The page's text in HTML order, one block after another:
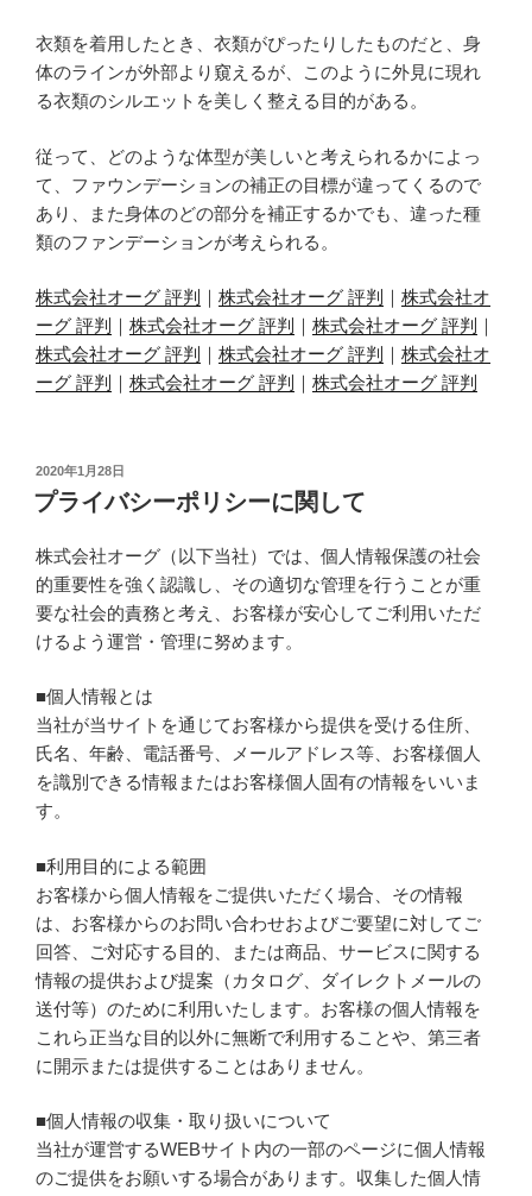
衣類を着用したとき、衣類がぴったりしたものだと、身
体のラインが外部より窺えるが、このように外見に現れ
る衣類のシルエットを美しく整える目的がある。
従って、どのような体型が美しいと考えられるかによっ
て、ファウンデーションの補正の目標が違ってくるので
あり、また身体のどの部分を補正するかでも、違った種
類のファンデーションが考えられる。
株式会社オーグ 評判 ｜ 株式会社オーグ 評判 ｜ 株式会社オ
ーグ 評判
｜ 株式会社オーグ 評判 ｜ 株式会社オーグ 評判
｜
株式会社オーグ 評判
｜ 株式会社オーグ 評判 ｜ 株式会社オ
ーグ 評判
｜ 株式会社オーグ 評判 ｜ 株式会社オーグ 評判
投
稿
日:
2020年1月28日
プライバシーポリシーに関して
株式会社オーグ（以下当社）では、個人情報保護の社会
的重要性を強く認識し、その適切な管理を行うことが重
要な社会的責務と考え、お客様が安心してご利用いただ
けるよう運営・管理に努めます。
■個人情報とは
当社が当サイトを通じてお客様から提供を受ける住所、
氏名、年齢、電話番号、メールアドレス等、お客様個人
を識別できる情報またはお客様個人固有の情報をいいま
す。
■利用目的による範囲
お客様から個人情報をご提供いただく場合、その情報
は、お客様からのお問い合わせおよびご要望に対してご
回答、ご対応する目的、または商品、サービスに関する
情報の提供および提案（カタログ、ダイレクトメールの
送付等）のために利用いたします。お客様の個人情報を
これら正当な目的以外に無断で利用することや、第三者
に開示または提供することはありません。
■個人情報の収集・取り扱いについて
当社が運営するWEBサイト内の一部のページに個人情報
のご提供をお願いする場合があります。収集した個人情